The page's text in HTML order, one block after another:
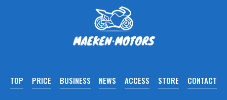
TOP PRICE BUSINESS NEWS ACCESS STORE CONTACT